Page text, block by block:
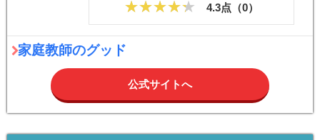
4.3点（0）
家庭教師のグッド
公式サイトへ